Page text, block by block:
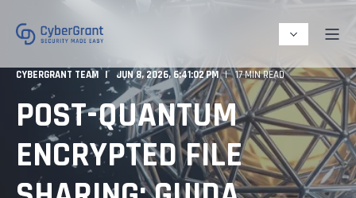
CYBERGRANT TEAM JUN 8, 2026, 6:41:02 PM 17 MIN READ
POST-QUANTUM
ENCRYPTED FILE